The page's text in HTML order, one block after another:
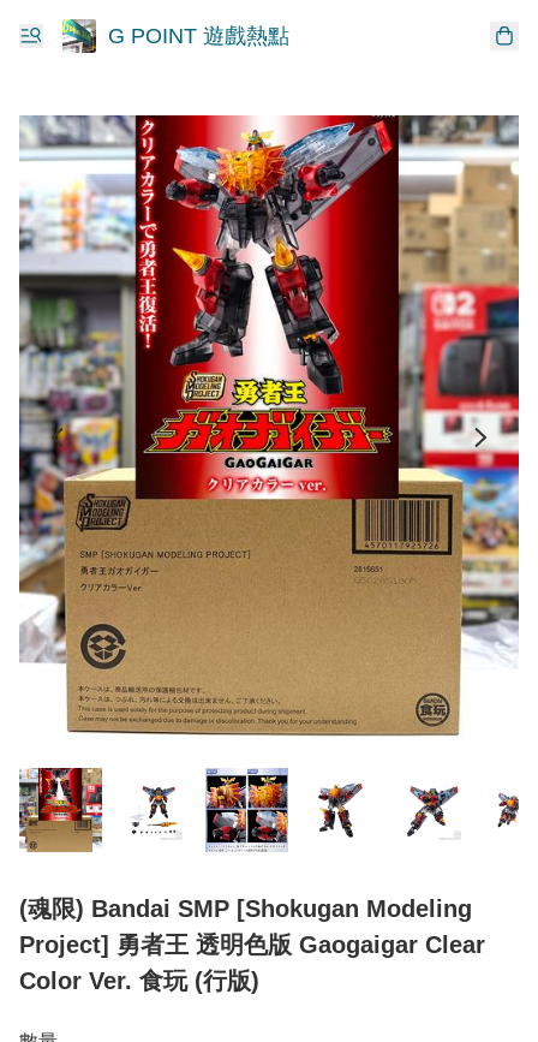
G POINT 遊戲熱點
(魂限) Bandai SMP [Shokugan Modeling
Project] 勇者王 透明色版 Gaogaigar Clear
Color Ver. 食玩 (行版)